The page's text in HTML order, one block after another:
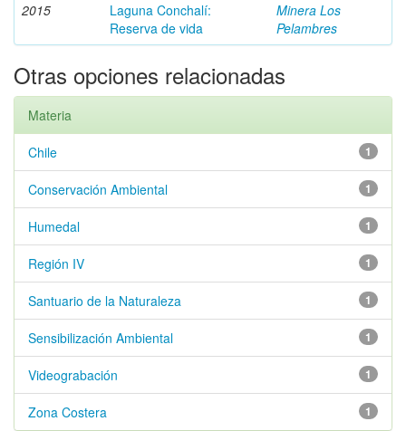
2015
Laguna Conchalí:
Reserva de vida
Minera Los
Pelambres
Otras opciones relacionadas
Materia
1
Chile
1
Conservación Ambiental
1
Humedal
1
Región IV
1
Santuario de la Naturaleza
1
Sensibilización Ambiental
1
Videograbación
1
Zona Costera